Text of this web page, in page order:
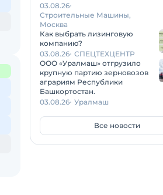
03.08.26
Строительные Машины,
Москва
Как выбрать лизинговую
компанию?
03.08.26 СПЕЦТЕХЦЕНТР
ООО «Уралмаш» отгрузило
крупную партию зерновозов
аграриям Республики
Башкортостан.
03.08.26 Уралмаш
Все новости